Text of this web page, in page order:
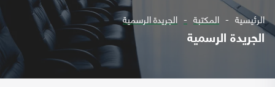
الرئيسية المكتبة الجريدة الرسمية
الجريدة الرسمية